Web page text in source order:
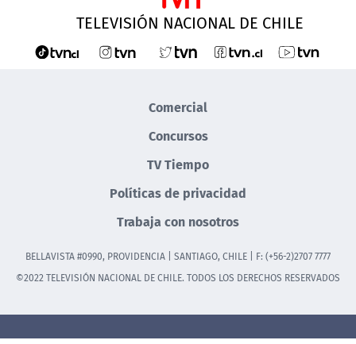
TELEVISIÓN NACIONAL DE CHILE
Comercial
Concursos
TV Tiempo
Políticas de privacidad
Trabaja con nosotros
BELLAVISTA #0990, PROVIDENCIA | SANTIAGO, CHILE | F: (+56-2)2707 7777
©2022 TELEVISIÓN NACIONAL DE CHILE. TODOS LOS DERECHOS RESERVADOS